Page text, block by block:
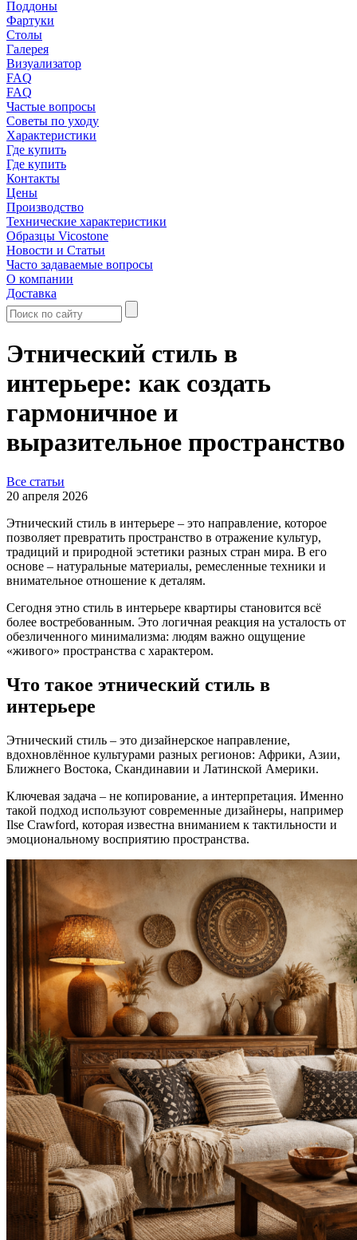
Поддоны
Фартуки
Столы
Галерея
Визуализатор
FAQ
FAQ
Частые вопросы
Советы по уходу
Характеристики
Где купить
Где купить
Контакты
Цены
Производство
Технические характеристики
Образцы Vicostone
Новости и Статьи
Часто задаваемые вопросы
О компании
Доставка
Этнический стиль в
интерьере: как создать
гармоничное и
выразительное пространство
Все статьи
20 апреля 2026
Этнический стиль в интерьере – это направление, которое
позволяет превратить пространство в отражение культур,
традиций и природной эстетики разных стран мира. В его
основе – натуральные материалы, ремесленные техники и
внимательное отношение к деталям.
Сегодня этно стиль в интерьере квартиры становится всё
более востребованным. Это логичная реакция на усталость от
обезличенного минимализма: людям важно ощущение
«живого» пространства с характером.
Что такое этнический стиль в
интерьере
Этнический стиль – это дизайнерское направление,
вдохновлённое культурами разных регионов: Африки, Азии,
Ближнего Востока, Скандинавии и Латинской Америки.
Ключевая задача – не копирование, а интерпретация. Именно
такой подход используют современные дизайнеры, например
Ilse Crawford, которая известна вниманием к тактильности и
эмоциональному восприятию пространства.